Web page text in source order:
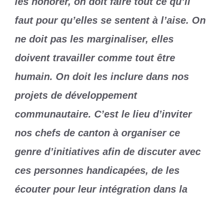
faut pour qu’elles se sentent à l’aise. On
ne doit pas les marginaliser, elles
doivent travailler comme tout être
humain. On doit les inclure dans nos
projets de développement
communautaire. C’est le lieu d’inviter
nos chefs de canton à organiser ce
genre d’initiatives afin de discuter avec
ces personnes handicapées, de les
écouter pour leur intégration dans la